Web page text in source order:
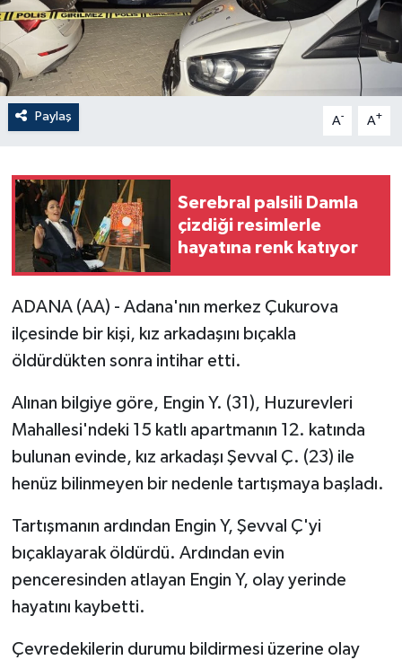
Paylaş A- A+
Serebral palsili Damla
çizdiği resimlerle
hayatına renk katıyor
ADANA (AA) - Adana'nın merkez Çukurova
ilçesinde bir kişi, kız arkadaşını bıçakla
öldürdükten sonra intihar etti.
Alınan bilgiye göre, Engin Y. (31), Huzurevleri
Mahallesi'ndeki 15 katlı apartmanın 12. katında
bulunan evinde, kız arkadaşı Şevval Ç. (23) ile
henüz bilinmeyen bir nedenle tartışmaya başladı.
Tartışmanın ardından Engin Y, Şevval Ç'yi
bıçaklayarak öldürdü. Ardından evin
penceresinden atlayan Engin Y, olay yerinde
hayatını kaybetti.
Çevredekilerin durumu bildirmesi üzerine olay